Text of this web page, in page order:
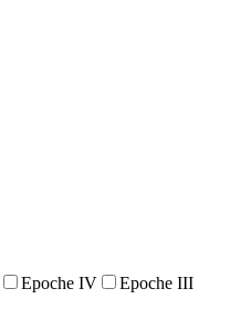
Epoche IV Epoche III